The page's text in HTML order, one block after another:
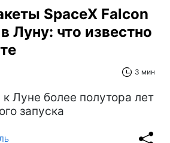
SpaceX Falcon
Луну: что известно
3 мин
Луне более полутора лет
запуска